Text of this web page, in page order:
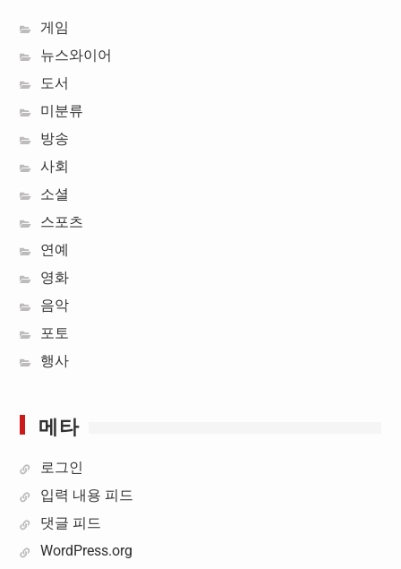
게임
뉴스와이어
도서
미분류
방송
사회
소셜
스포츠
연예
영화
음악
포토
행사
메타
로그인
입력 내용 피드
댓글 피드
WordPress.org